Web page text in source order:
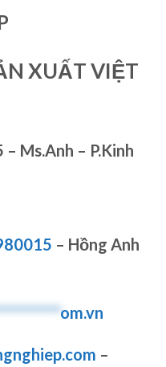
XUẤT VIỆT
Ms.Anh – P.Kinh
– Hồng Anh
om.vn
–